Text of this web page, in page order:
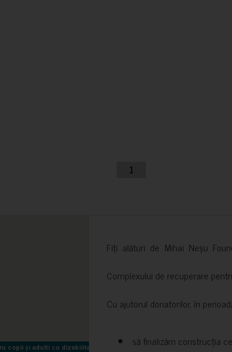
1
copii și adulti cu dizabilitati neuromotorii Sfântul Nectarie
copii și adulti cu dizabilitati neuromotorii Sfântul Nectarie
Fiți alături de Mihai Neșu
Complexului de recuperare
Cu ajutorul donatorilor, în
să finalizăm construcția